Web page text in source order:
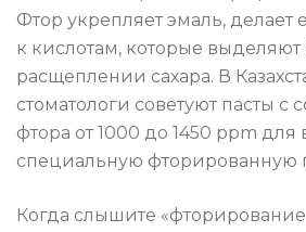
Фтор укрепляет эмаль, делает
к кислотам, которые
расщеплении сахара. В
стоматологи советуют пасты с
фтора от 1000 до 1450 ppm для
специальную фторированную
Когда слышите «фторирование